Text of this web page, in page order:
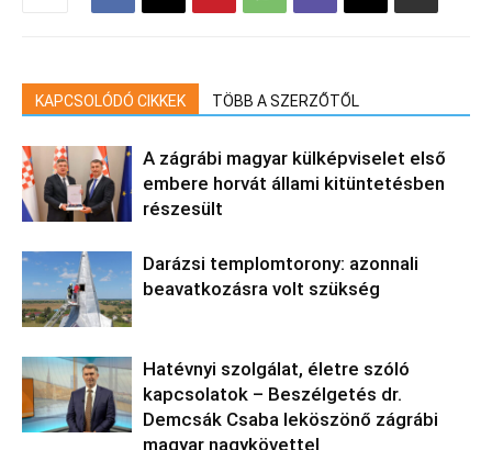
KAPCSOLÓDÓ CIKKEK TÖBB A SZERZŐTŐL
A zágrábi magyar külképviselet első
embere horvát állami kitüntetésben
részesült
Darázsi templomtorony: azonnali
beavatkozásra volt szükség
Hatévnyi szolgálat, életre szóló
kapcsolatok – Beszélgetés dr.
Demcsák Csaba leköszönő zágrábi
magyar nagykövettel